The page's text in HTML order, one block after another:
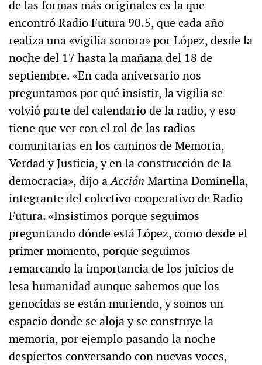
de las formas más originales es la que
encontró Radio Futura 90.5, que cada año
realiza una «vigilia sonora» por López, desde la
noche del 17 hasta la mañana del 18 de
septiembre. «En cada aniversario nos
preguntamos por qué insistir, la vigilia se
volvió parte del calendario de la radio, y eso
tiene que ver con el rol de las radios
comunitarias en los caminos de Memoria,
Verdad y Justicia, y en la construcción de la
democracia», dijo aAcción Martina Dominella,
integrante del colectivo cooperativo de Radio
Futura. «Insistimos porque seguimos
preguntando dónde está López, como desde el
primer momento, porque seguimos
remarcando la importancia de los juicios de
lesa humanidad aunque sabemos que los
genocidas se están muriendo, y somos un
espacio donde se aloja y se construye la
memoria, por ejemplo pasando la noche
despiertos conversando con nuevas voces,